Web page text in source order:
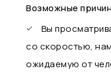
Возможные
Вы
со скоростью,
ожидаемую от